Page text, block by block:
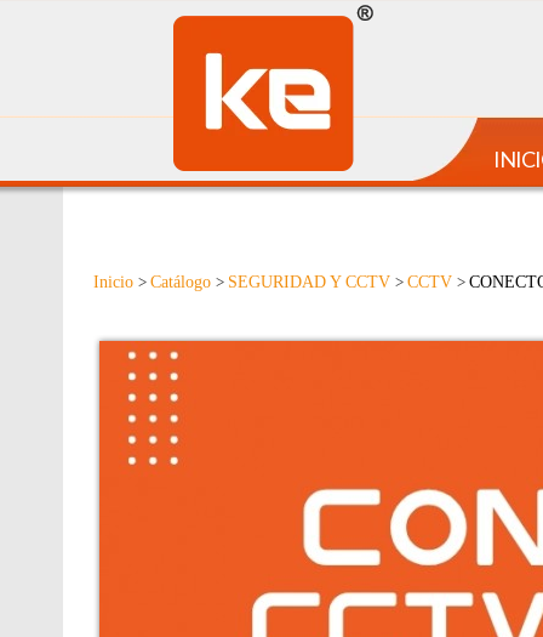
Inicio > Catálogo > SEGURIDAD Y CCTV > CCTV >